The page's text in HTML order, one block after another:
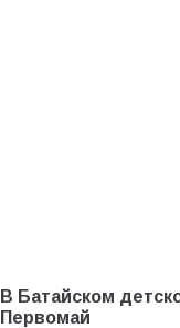
В Батайском
Первомай